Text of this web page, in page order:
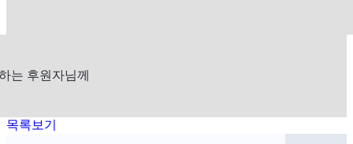
는 후원자님께
목록보기